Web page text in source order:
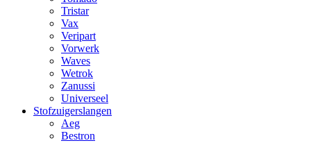
Tristar
Vax
Veripart
Vorwerk
Waves
Wetrok
Zanussi
Universeel
Stofzuigerslangen
Aeg
Bestron